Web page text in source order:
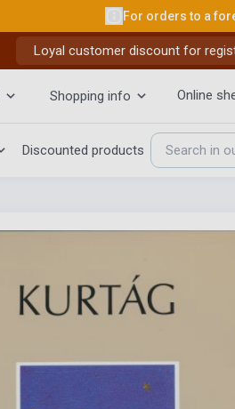
For orders to a
Loyal customer discount for
Shopping info Online
Discounted products